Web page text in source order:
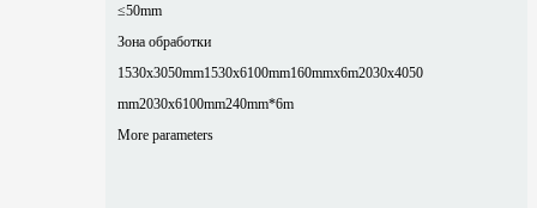
≤50mm
Зона обработки
1530x3050mm1530x6100mm160mmx6m2030x4050
mm2030x6100mm240mm*6m
More parameters